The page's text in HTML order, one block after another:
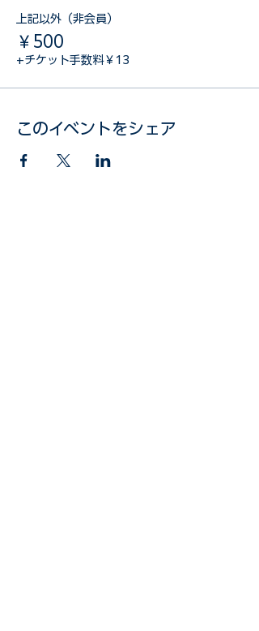
上記以外（非会員）
￥500
+チケット手数料￥13
このイベントをシェア